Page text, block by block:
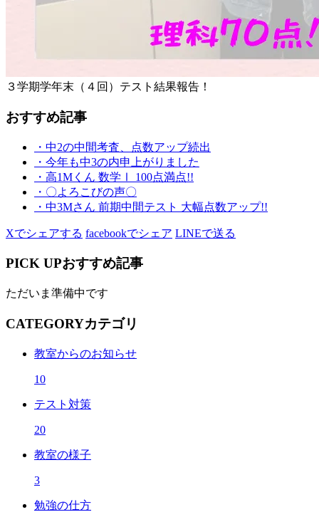
３学期学年末（４回）テスト結果報告！
おすすめ記事
・中2の中間考査、点数アップ続出
・今年も中3の内申上がりました
・高1Mくん 数学Ⅰ 100点満点!!
・〇よろこびの声〇
・中3Mさん 前期中間テスト 大幅点数アップ!!
Xでシェアする facebookでシェア LINEで送る
PICK UPおすすめ記事
ただいま準備中です
CATEGORYカテゴリ
教室からのお知らせ
10
テスト対策
20
教室の様子
3
勉強の仕方